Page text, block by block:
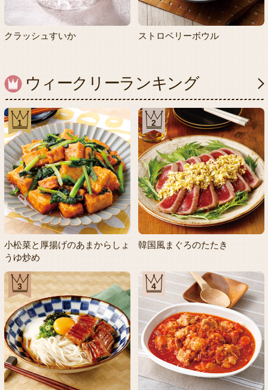
クラッシュすいか ストロベリーボウル
ウィークリーランキング
1
小松菜と厚揚げのあまからしょ
うゆ炒め
2
韓国風まぐろのたたき
3 4